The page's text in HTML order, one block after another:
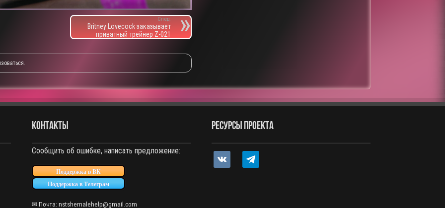
След.
Britney Lovecock заказывает
приватный трейнер Z-021
.
КОНТАКТЫ
Сообщить об ошибке, написать предложение:
Поддержка в ВК
Поддержка в Телеграм
✉ Почта: nstshemalehelp@gmail.com
РЕСУРСЫ ПРОЕКТА
vkontakte telegram